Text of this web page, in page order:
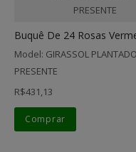
PRESENTE
Buquê De 24 Rosas
Model: GIRASSOL PLANTADO
PRESENTE
R$431,13
Comprar